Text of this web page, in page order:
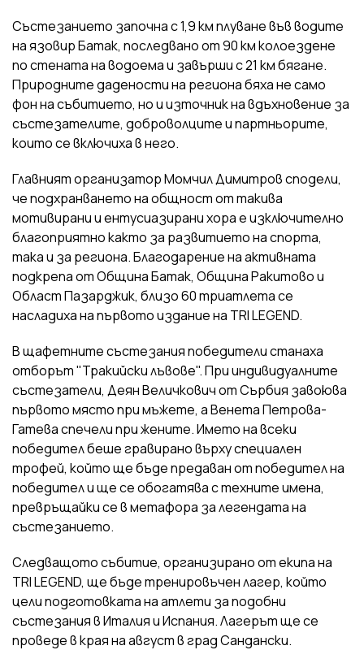
Състезанието започна с 1,9 км плуване във водите
на язовир Батак, последвано от 90 км колоездене
по стената на водоема и завърши с 21 км бягане.
Природните дадености на региона бяха не само
фон на събитието, но и източник на вдъхновение за
състезателите, доброволците и партньорите,
които се включиха в него.
Главният организатор Момчил Димитров сподели,
че подхранването на общност от такива
мотивирани и ентусиазирани хора е изключително
благоприятно както за развитието на спорта,
така и за региона. Благодарение на активната
подкрепа от Община Батак, Община Ракитово и
Област Пазарджик, близо 60 триатлета се
насладиха на първото издание на TRI LEGEND.
В щафетните състезания победители станаха
отборът "Тракийски лъвове". При индивидуалните
състезатели, Деян Величкович от Сърбия завоюва
първото място при мъжете, а Венета Петрова-
Гатева спечели при жените. Името на всеки
победител беше гравирано върху специален
трофей, който ще бъде предаван от победител на
победител и ще се обогатява с техните имена,
превръщайки се в метафора за легендата на
състезанието.
Следващото събитие, организирано от екипа на
TRI LEGEND, ще бъде тренировъчен лагер, който
цели подготовката на атлети за подобни
състезания в Италия и Испания. Лагерът ще се
проведе в края на август в град Сандански.